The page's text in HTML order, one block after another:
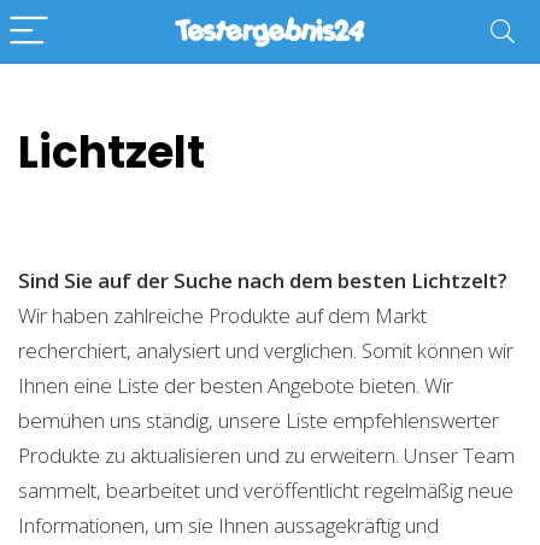
Lichtzelt
Sind Sie auf der Suche nach dem besten Lichtzelt?
Wir haben zahlreiche Produkte auf dem Markt
recherchiert, analysiert und verglichen. Somit können wir
Ihnen eine Liste der besten Angebote bieten. Wir
bemühen uns ständig, unsere Liste empfehlenswerter
Produkte zu aktualisieren und zu erweitern. Unser Team
sammelt, bearbeitet und veröffentlicht regelmäßig neue
Informationen, um sie Ihnen aussagekräftig und